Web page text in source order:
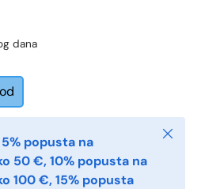
dana
popusta na
50 €, 10% popusta na
100 €, 15% popusta